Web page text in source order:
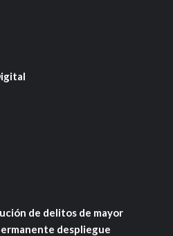
de delitos de mayor
despliegue